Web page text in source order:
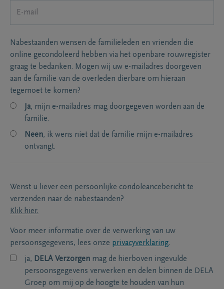
Nabestaanden wensen de familieleden en vrienden die
online gecondoleerd hebben via het openbare rouwregister
graag te bedanken. Mogen wij uw e-mailadres doorgeven
aan de familie van de overleden dierbare om hieraan
tegemoet te komen?
Ja, mijn e-mailadres mag doorgegeven worden aan de
familie.
Neen, ik wens niet dat de familie mijn e-mailadres
ontvangt.
Wenst u liever een persoonlijke condoleancebericht te
verzenden naar de nabestaanden?
Klik hier.
Voor meer informatie over de verwerking van uw
persoonsgegevens, lees onze privacyverklaring.
ja, DELA Verzorgen mag de hierboven ingevulde
persoonsgegevens verwerken en delen binnen de DELA
Groep om mij op de hoogte te houden van hun